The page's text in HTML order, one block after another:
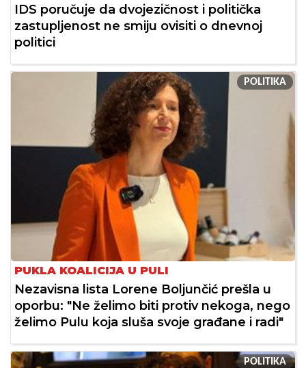
IDS poručuje da dvojezičnost i politička
zastupljenost ne smiju ovisiti o dnevnoj
politici
POLITIKA
PUKLA KOALICIJA U PULI
Nezavisna lista Lorene Boljunčić prešla u
oporbu: "Ne želimo biti protiv nekoga, nego
želimo Pulu koja sluša svoje građane i radi"
POLITIKA